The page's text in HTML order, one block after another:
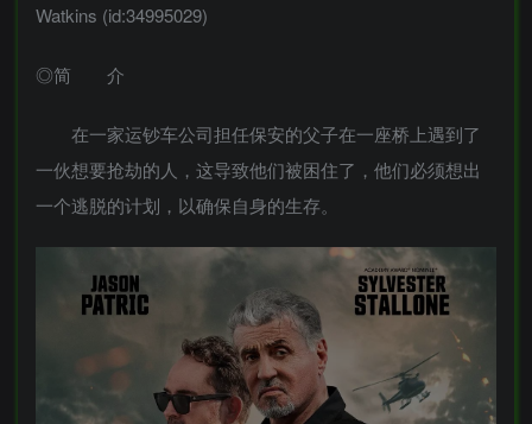
Watkins (id:34995029)
◎简 介
在一家运钞车公司担任保安的父子在一座桥上遇到了
一伙想要抢劫的人，这导致他们被困住了，他们必须想出
一个逃脱的计划，以确保自身的生存。